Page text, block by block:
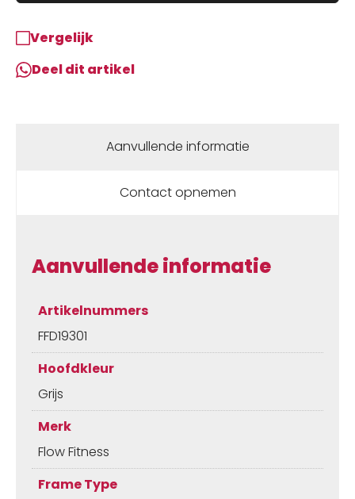
Vergelijk
Deel dit artikel
Aanvullende informatie
Contact opnemen
Aanvullende informatie
Artikelnummers
FFD19301
Hoofdkleur
Grijs
Merk
Flow Fitness
Frame Type